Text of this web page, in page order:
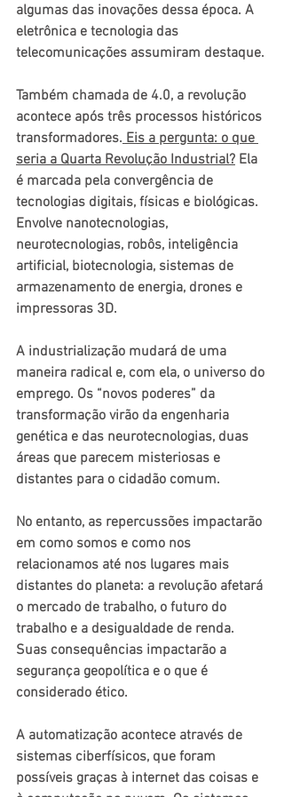
algumas das inovações dessa época. A
eletrônica e tecnologia das
telecomunicações assumiram destaque.
Também chamada de 4.0, a revolução
acontece após três processos históricos
transformadores. Eis a pergunta: o que
seria a Quarta Revolução Industrial? Ela
é marcada pela convergência de
tecnologias digitais, físicas e biológicas.
Envolve nanotecnologias,
neurotecnologias, robôs, inteligência
artificial, biotecnologia, sistemas de
armazenamento de energia, drones e
impressoras 3D.
A industrialização mudará de uma
maneira radical e, com ela, o universo do
emprego. Os “novos poderes” da
transformação virão da engenharia
genética e das neurotecnologias, duas
áreas que parecem misteriosas e
distantes para o cidadão comum.
No entanto, as repercussões impactarão
em como somos e como nos
relacionamos até nos lugares mais
distantes do planeta: a revolução afetará
o mercado de trabalho, o futuro do
trabalho e a desigualdade de renda.
Suas consequências impactarão a
segurança geopolítica e o que é
considerado ético.
A automatização acontece através de
sistemas ciberfísicos, que foram
possíveis graças à internet das coisas e